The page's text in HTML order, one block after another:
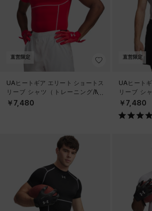
直営限定
UAヒートギア エリート ショートス
リーブ シャツ（トレーニング/ME
N）
￥7,480
直営限定
UAヒート
リーブ シ
N）
￥7,480